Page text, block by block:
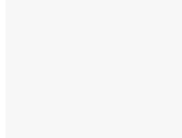
#StemCellAwarenessWeek2022
events, open to Parents, Students,
Aegean (https://www.pnai.gov.gr/)
raise awareness on cord blood
therapeutic properties and advances in
four HQs of Crete’s prefectures –